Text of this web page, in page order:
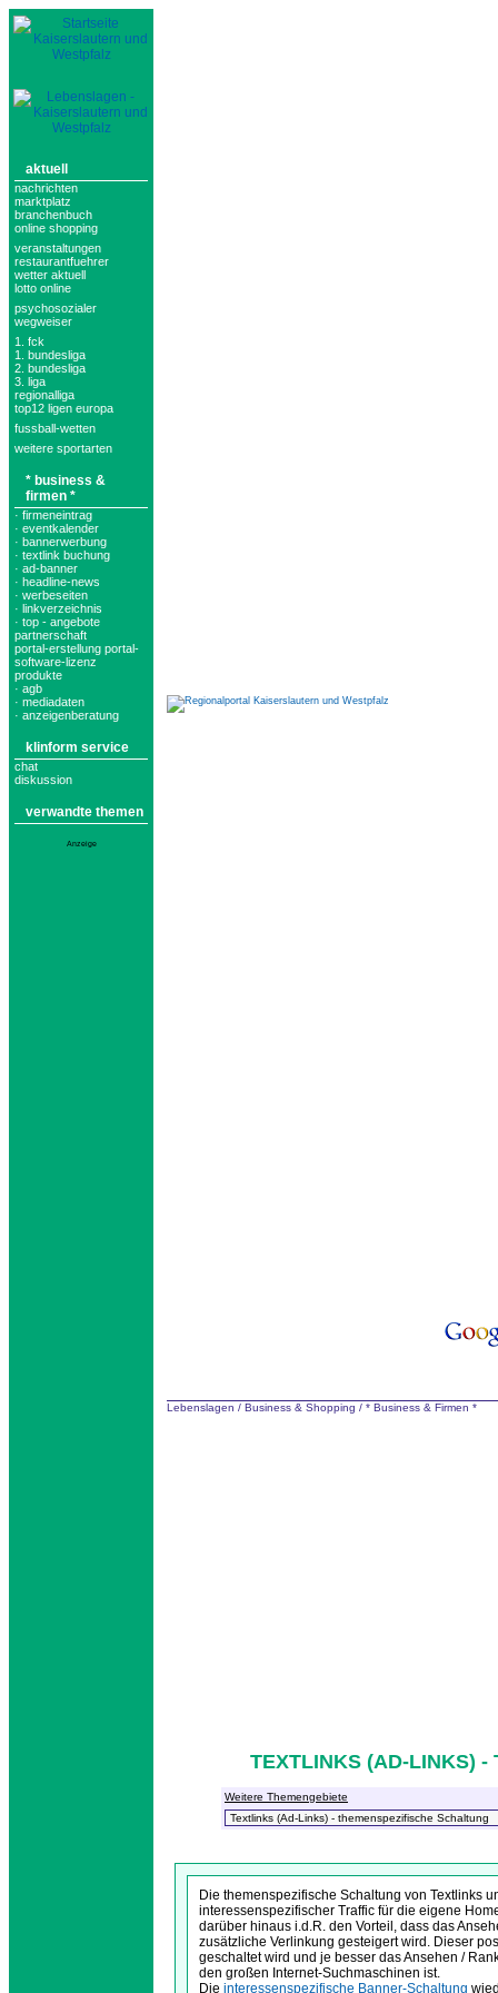
aktuell
nachrichten
marktplatz
branchenbuch
online shopping
veranstaltungen
restaurantfuehrer
wetter aktuell
lotto online
psychosozialer
wegweiser
1. fck
1. bundesliga
2. bundesliga
3. liga
regionalliga
top12 ligen europa
fussball-wetten
weitere sportarten
* business &
firmen *
· firmeneintrag
· eventkalender
· bannerwerbung
· textlink buchung
· ad-banner
· headline-news
· werbeseiten
· linkverzeichnis
· top - angebote
partnerschaft
portal-erstellung portal-
software-lizenz
produkte
· agb
· mediadaten
· anzeigenberatung
klinform service
chat
diskussion
verwandte themen
Anzeige
Lebenslagen / Business & Shopping / * Business & Firmen *
TEXTLINKS (AD-LINKS) -
Weitere Themengebiete
Die themenspezifische Schaltung von Textlinks
interessenspezifischer Traffic für die eigene
darüber hinaus i.d.R. den Vorteil, dass das
zusätzliche Verlinkung gesteigert wird. Dieser
geschaltet wird und je besser das Ansehen /
den großen Internet-Suchmaschinen ist.
Die interessenspezifische Banner-Schaltung